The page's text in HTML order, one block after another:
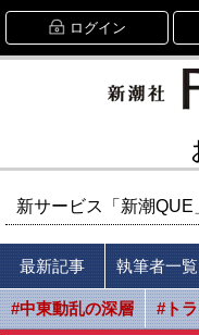
ログイン
新サービス「新潮
最新記事 執筆者一覧
#中東動乱の深層 #ト